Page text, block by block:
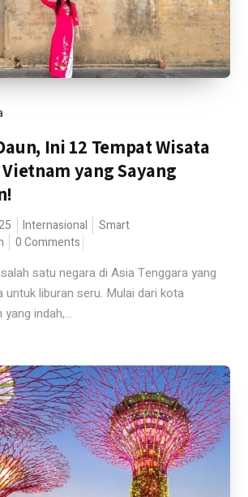
Ini 12 Tempat Wisata
yang Sayang
Internasional
Smart
0 Comments
satu negara di Asia Tenggara yang
untuk liburan seru. Mulai dari kota
indah,...